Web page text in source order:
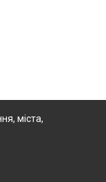
міста,